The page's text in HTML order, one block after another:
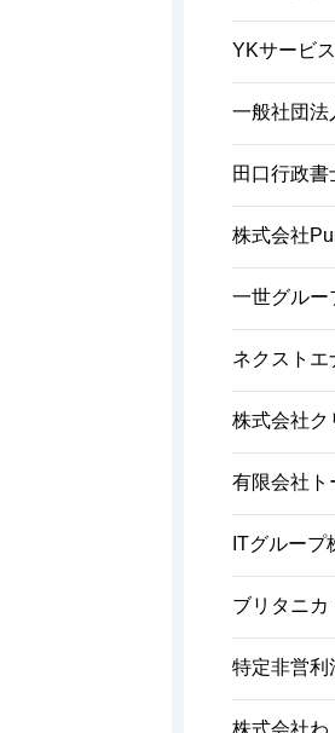
YKサービ
一般社団法
田口行政書
株式会社
一世グルー
ネクストエ
株式会社ク
有限会社ト
ITグループ
ブリタニカ
特定非営利
株式会社わ